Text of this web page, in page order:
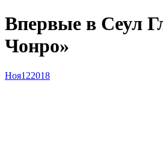
Впервые в Сеул
Чонро»
Ноя122018